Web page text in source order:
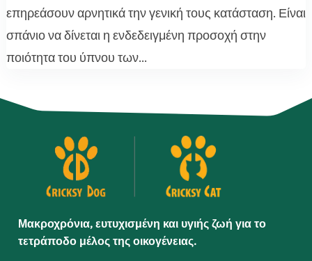
επηρεάσουν αρνητικά την γενική τους κατάσταση. Είναι
σπάνιο να δίνεται η ενδεδειγμένη προσοχή στην
ποιότητα του ύπνου των...
Μακροχρόνια, ευτυχισμένη και υγιής ζωή για το
τετράποδο μέλος της οικογένειας.